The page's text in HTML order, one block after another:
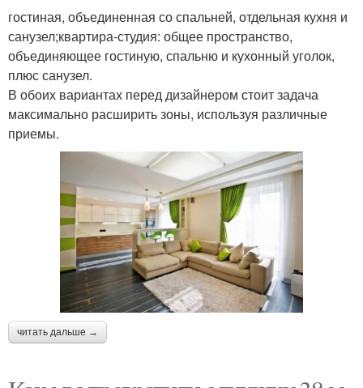
гостиная, объединенная со спальней, отдельная кухня и
санузел;квартира-студия: общее пространство,
объединяющее гостиную, спальню и кухонный уголок,
плюс санузел.
В обоих вариантах перед дизайнером стоит задача
максимально расширить зоны, используя различные
приемы.
читать дальше →